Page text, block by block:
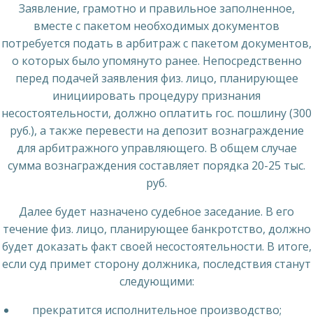
Заявление, грамотно и правильное заполненное,
вместе с пакетом необходимых документов
потребуется подать в арбитраж с пакетом документов,
о которых было упомянуто ранее. Непосредственно
перед подачей заявления физ. лицо, планирующее
инициировать процедуру признания
несостоятельности, должно оплатить гос. пошлину (300
руб.), а также перевести на депозит вознаграждение
для арбитражного управляющего. В общем случае
сумма вознаграждения составляет порядка 20-25 тыс.
руб.
Далее будет назначено судебное заседание. В его
течение физ. лицо, планирующее банкротство, должно
будет доказать факт своей несостоятельности. В итоге,
если суд примет сторону должника, последствия станут
следующими:
прекратится исполнительное производство;